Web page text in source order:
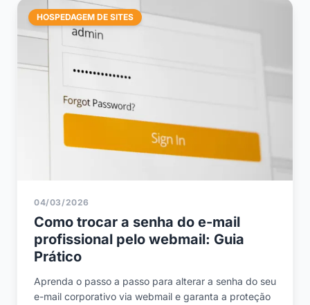
HOSPEDAGEM DE SITES
04/03/2026
Como trocar a senha do e-mail
profissional pelo webmail: Guia
Prático
Aprenda o passo a passo para alterar a senha do seu
e-mail corporativo via webmail e garanta a proteção